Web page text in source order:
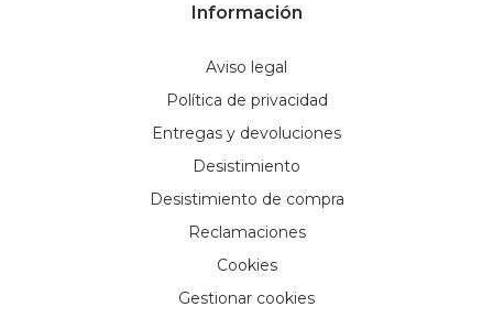
Información
Aviso legal
Política de privacidad
Entregas y devoluciones
Desistimiento
Desistimiento de compra
Reclamaciones
Cookies
Gestionar cookies